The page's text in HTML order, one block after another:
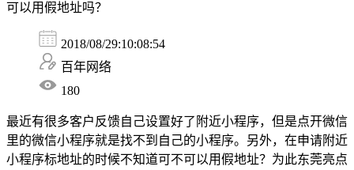
可以用假地址吗？
2018/08/29:10:08:54
百年网络
180
最近有很多客户反馈自己设置好了附近小程序，但是点开微信
里的微信小程序就是找不到自己的小程序。另外，在申请附近
小程序标地址的时候不知道可不可以用假地址？为此东莞亮点